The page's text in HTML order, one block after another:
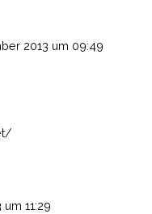
2013 um 09:49
11:29